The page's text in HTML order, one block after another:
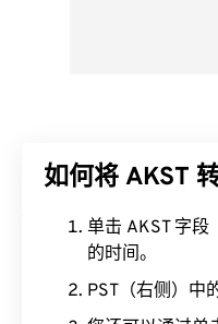
如何将 AKST
单击 AKST 字段
的时间。
PST（右侧）中